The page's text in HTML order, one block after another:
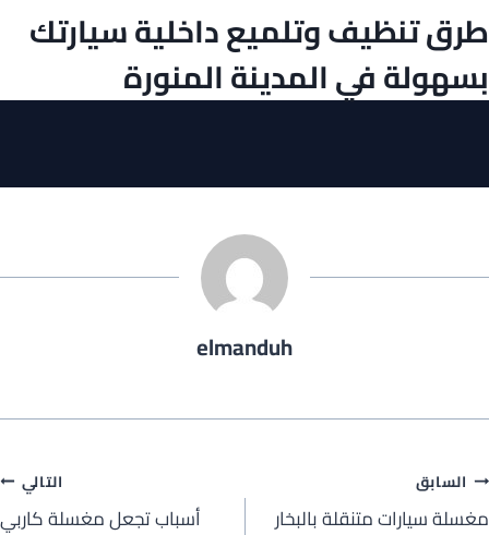
طرق تنظيف وتلميع داخلية سيارتك
بسهولة في المدينة المنورة
elmanduh
تصفّح
السابق
مغسلة سيارات متنقلة بالبخار
التالي
أسباب تجعل مغسلة كاربي